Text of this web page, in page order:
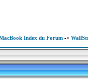
Index du Forum->